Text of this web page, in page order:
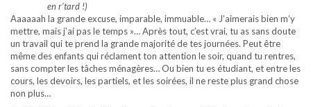
en r’tard !)
Aaaaaah la grande excuse, imparable, immuable… « J’aimerais bien m’y
mettre, mais j’ai pas le temps »… Après tout, c’est vrai, tu as sans doute
un travail qui te prend la grande majorité de tes journées. Peut être
même des enfants qui réclament ton attention le soir, quand tu rentres,
sans compter les tâches ménagères… Ou bien tu es étudiant, et entre les
cours, les devoirs, les partiels, et les soirées, il ne reste plus grand chose
non plus…